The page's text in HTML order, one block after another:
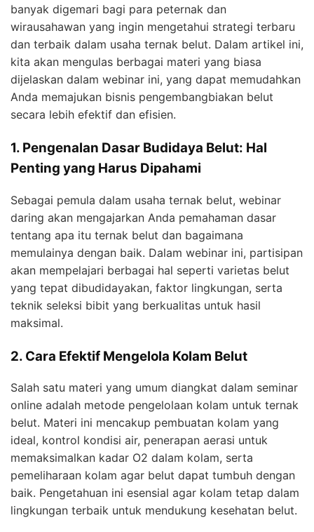
banyak digemari bagi para peternak dan
wirausahawan yang ingin mengetahui strategi terbaru
dan terbaik dalam usaha ternak belut. Dalam artikel ini,
kita akan mengulas berbagai materi yang biasa
dijelaskan dalam webinar ini, yang dapat memudahkan
Anda memajukan bisnis pengembangbiakan belut
secara lebih efektif dan efisien.
1. Pengenalan Dasar Budidaya Belut: Hal
Penting yang Harus Dipahami
Sebagai pemula dalam usaha ternak belut, webinar
daring akan mengajarkan Anda pemahaman dasar
tentang apa itu ternak belut dan bagaimana
memulainya dengan baik. Dalam webinar ini, partisipan
akan mempelajari berbagai hal seperti varietas belut
yang tepat dibudidayakan, faktor lingkungan, serta
teknik seleksi bibit yang berkualitas untuk hasil
maksimal.
2. Cara Efektif Mengelola Kolam Belut
Salah satu materi yang umum diangkat dalam seminar
online adalah metode pengelolaan kolam untuk ternak
belut. Materi ini mencakup pembuatan kolam yang
ideal, kontrol kondisi air, penerapan aerasi untuk
memaksimalkan kadar O2 dalam kolam, serta
pemeliharaan kolam agar belut dapat tumbuh dengan
baik. Pengetahuan ini esensial agar kolam tetap dalam
lingkungan terbaik untuk mendukung kesehatan belut.